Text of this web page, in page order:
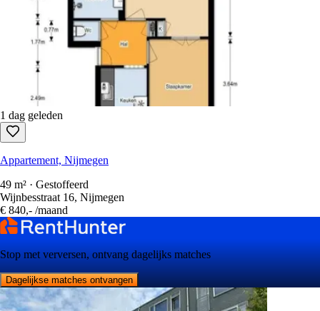
1 dag geleden
Appartement, Nijmegen
49 m² · Gestoffeerd
Wijnbesstraat 16, Nijmegen
€ 840,- /maand
Stop met verversen, ontvang dagelijks matches
Dagelijkse matches ontvangen